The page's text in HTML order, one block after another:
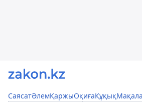
СаясатӘлемҚаржыОқиғаҚұқық